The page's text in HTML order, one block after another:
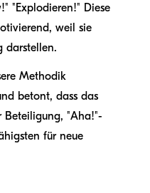
"Explodieren!" Diese
weil sie
darstellen.
Methodik
betont, dass das
"Aha!"-
für neue